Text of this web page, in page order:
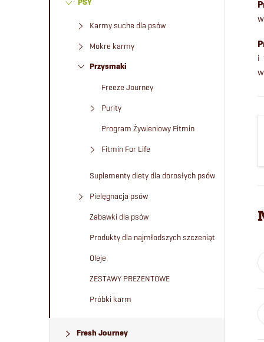
PSY
Karmy suche dla psów
Mokre karmy
Przysmaki
Freeze Journey
Purity
Program Żywieniowy Fitmin
Fitmin For Life
Suplementy diety dla dorosłych psów
Pielęgnacja psów
Zabawki dla psów
Produkty dla najmłodszych szczeniąt
Oleje
ZESTAWY PREZENTOWE
Próbki karm
Fresh Journey
i